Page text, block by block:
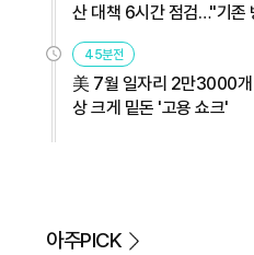
산 대책 6시간 점검…"기존
히 실행" 外
45분전
美 7월 일자리 2만3000개
상 크게 밑돈 '고용 쇼크'
아주PICK